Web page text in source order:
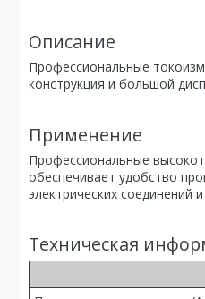
Описание
Профессиональные
конструкция и большой
Применение
Профессиональные
обеспечивает удобство
электрических соединений
Техническая